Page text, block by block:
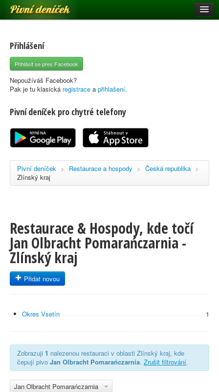
Pivní deníček
Pivní mapa
Pivní značky
Nápověda
Registrace
Přihlášení
Přihlásit se přes Facebook
Nepoužíváš Facebook?
Pak je tu klasická registrace a přihlašení.
Pivní deníček pro chytré telefony
Pivní deníček > Restaurace a hospody > Česká republika >
Zlínský kraj
Restaurace & Hospody, kde točí
Jan Olbracht Pomarańczarnia -
Zlínský kraj
Přidat novou
Okres Vsetín 1
Zobrazuji 1 nalezenou restauraci v oblasti Zlínský kraj, kde
čepují pivo Jan Olbracht Pomarańczarnia. Zrušit filtrování.
Jan Olbracht Pomarańczarnia